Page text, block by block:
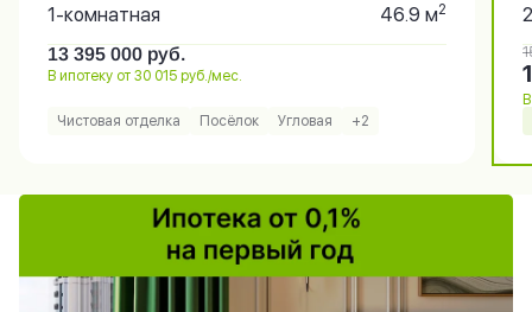
1-комнатная 46.9 м2
13 395 000 руб.
В ипотеку от 30 015 руб./мес.
Чистовая отделка Посёлок Угловая +2